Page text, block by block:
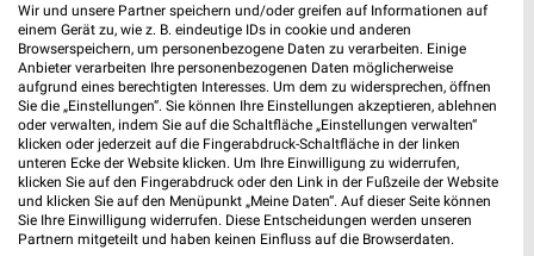
368,94 km
Takko Fashion Quakenbrück
Bremer Straße 4
49610 Quakenbrück
Heute 09:00 - 18:00 Uhr | Geöffnet
367,97 km
Wir und unsere Partner speichern und/oder greifen auf Informationen auf
einem Gerät zu, wie z. B. eindeutige IDs in cookie und anderen
Browserspeichern, um personenbezogene Daten zu verarbeiten. Einige
Anbieter verarbeiten Ihre personenbezogenen Daten möglicherweise
aufgrund eines berechtigten Interesses. Um dem zu widersprechen, öffnen
Sie die „Einstellungen“. Sie können Ihre Einstellungen akzeptieren, ablehnen
oder verwalten, indem Sie auf die Schaltfläche „Einstellungen verwalten“
klicken oder jederzeit auf die Fingerabdruck-Schaltfläche in der linken
unteren Ecke der Website klicken. Um Ihre Einwilligung zu widerrufen,
klicken Sie auf den Fingerabdruck oder den Link in der Fußzeile der Website
und klicken Sie auf den Menüpunkt „Meine Daten“. Auf dieser Seite können
Sie Ihre Einwilligung widerrufen. Diese Entscheidungen werden unseren
Partnern mitgeteilt und haben keinen Einfluss auf die Browserdaten.